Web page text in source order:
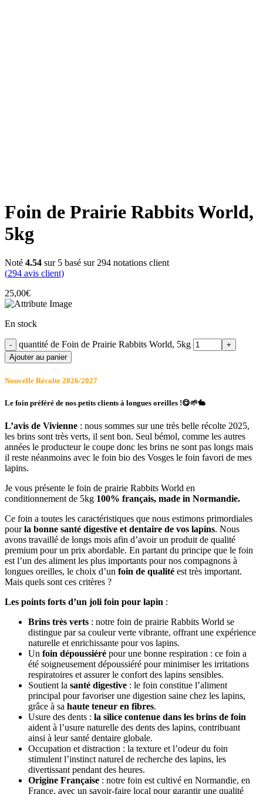
Foin de Prairie Rabbits World,
5kg
Noté 4.54 sur 5 basé sur 294 notations client
(294 avis client)
25,00€
En stock
quantité de Foin de Prairie Rabbits World, 5kg
Ajouter au panier
Nouvelle Récolte 2026/2027
Le foin préféré de nos petits clients à longues oreilles !😋🌱🐇
L’avis de Vivienne : nous sommes sur une très belle récolte 2025,
les brins sont très verts, il sent bon. Seul bémol, comme les autres
années le producteur le coupe donc les brins ne sont pas longs mais
il reste néanmoins avec le foin bio des Vosges le foin favori de mes
lapins.
Je vous présente le foin de prairie Rabbits World en
conditionnement de 5kg 100% français, made in Normandie.
Ce foin a toutes les caractéristiques que nous estimons primordiales
pourla bonne santé digestive et dentaire de vos lapins. Nous
avons travaillé de longs mois afin d’avoir un produit de qualité
premium pour un prix abordable. En partant du principe que le foin
est l’un des aliment les plus importants pour nos compagnons à
longues oreilles, le choix d’un foin de qualité est très important.
Mais quels sont ces critères ?
Les points forts d’un joli foin pour lapin :
Brins très verts : notre foin de prairie Rabbits World se
distingue par sa couleur verte vibrante, offrant une expérience
naturelle et enrichissante pour vos lapins.
Un foin dépoussiéré pour une bonne respiration : ce foin a
été soigneusement dépoussiéré pour minimiser les irritations
respiratoires et assurer le confort des lapins sensibles.
Soutient la santé digestive : le foin constitue l’aliment
principal pour favoriser une digestion saine chez les lapins,
grâce à sa haute teneur en fibres.
Usure des dents : la silice contenue dans les brins de foin
aident à l’usure naturelle des dents des lapins, contribuant
ainsi à leur santé dentaire globale.
Occupation et distraction : la texture et l’odeur du foin
stimulent l’instinct naturel de recherche des lapins, les
divertissant pendant des heures.
Origine Française : notre foin est cultivé en Normandie, en
France, avec un savoir-faire local pour garantir une qualité